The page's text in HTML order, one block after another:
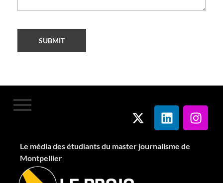
Le média des étudiants du master journalisme de
Montpellier